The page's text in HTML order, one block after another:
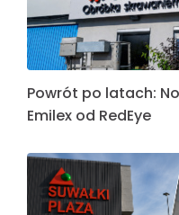
Powrót po latach:
Emilex od RedEye